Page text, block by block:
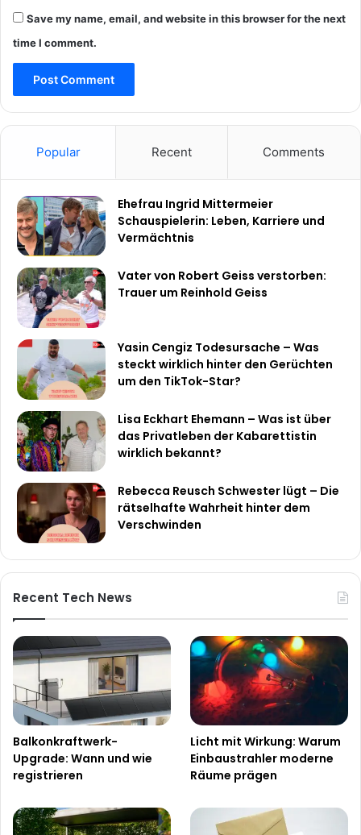
Save my name, email, and website in this browser for the next
time I comment.
Popular Recent Comments
Ehefrau Ingrid Mittermeier
Schauspielerin: Leben, Karriere und
Vermächtnis
Vater von Robert Geiss verstorben:
Trauer um Reinhold Geiss
Yasin Cengiz Todesursache – Was
steckt wirklich hinter den Gerüchten
um den TikTok-Star?
Lisa Eckhart Ehemann – Was ist über
das Privatleben der Kabarettistin
wirklich bekannt?
Rebecca Reusch Schwester lügt – Die
rätselhafte Wahrheit hinter dem
Verschwinden
Recent Tech News
Balkonkraftwerk-
Upgrade: Wann und wie
registrieren
Licht mit Wirkung: Warum
Einbaustrahler moderne
Räume prägen